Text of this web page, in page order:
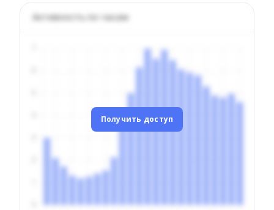
Активность по часам
Получить доступ